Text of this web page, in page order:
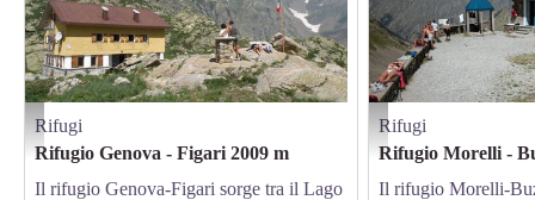
Il Rifugio Genova - Figari - Augusto Rivelli
Rifugi
Rifugio Genova - Figari 2009 m
Il rifugio Genova-Figari sorge tra il Lago
Il Rifugio Morelli Buzzi -
Rifugi
Rifugio Morelli -
Il rifugio Morelli-